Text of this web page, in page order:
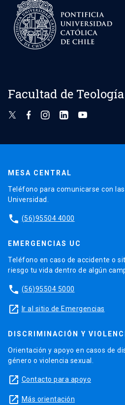
Facultad de Teología
MESA CENTRAL
Teléfono para comunicarse con
Universidad.
phone (56)95504 4000
EMERGENCIAS UC
Teléfono en caso de accidente o
riesgo tu vida dentro de algún
phone (56)95504 5000
launch Ir al sitio de Emergencias
DISCRIMINACIÓN Y
Orientación y apoyo en casos de
género o violencia sexual.
launch Contacto para apoyo
launch Más orientación